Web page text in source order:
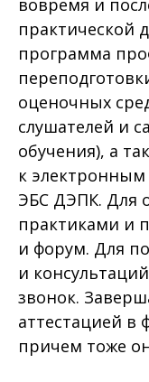
практической
программа
оценочных
слушателей и
обучения), а
к
ЭБС ДЭПК. Для
практиками и
и форум. Для
и
звонок.
аттестацией в
причем тоже